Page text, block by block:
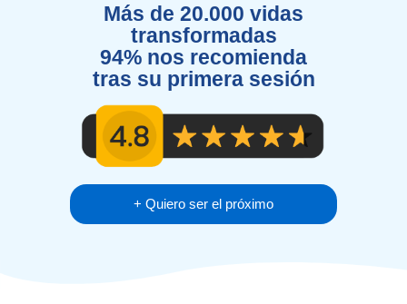
Más de 20.000 vidas
transformadas
94% nos recomienda
tras su primera sesión
+ Quiero ser el próximo